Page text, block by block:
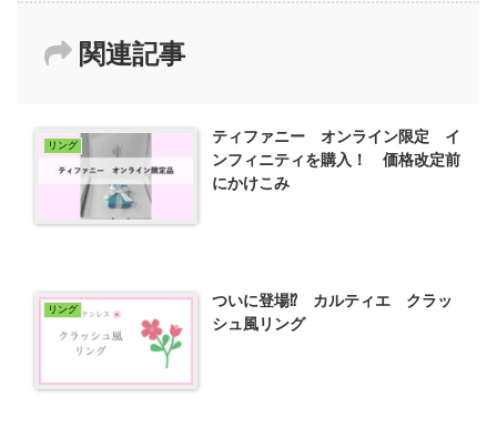
関連記事
リング
ティファニー オンライン限定 イ
ンフィニティを購入！ 価格改定前
にかけこみ
リング
ついに登場⁉ カルティエ クラッ
シュ風リング